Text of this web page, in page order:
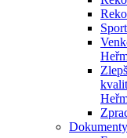
Dokumenty